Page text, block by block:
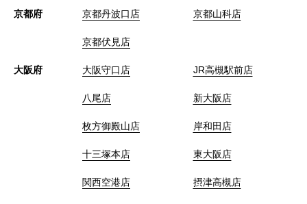
京都府 京都丹波口店 京都山科店
京都伏見店
大阪府 大阪守口店 JR高槻駅前店
八尾店 新大阪店
枚方御殿山店 岸和田店
十三塚本店 東大阪店
関西空港店 摂津高槻店